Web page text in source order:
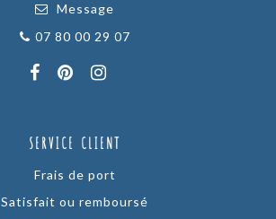
Message
07 80 00 29 07
SERVICE CLIENT
Frais de port
Satisfait ou remboursé